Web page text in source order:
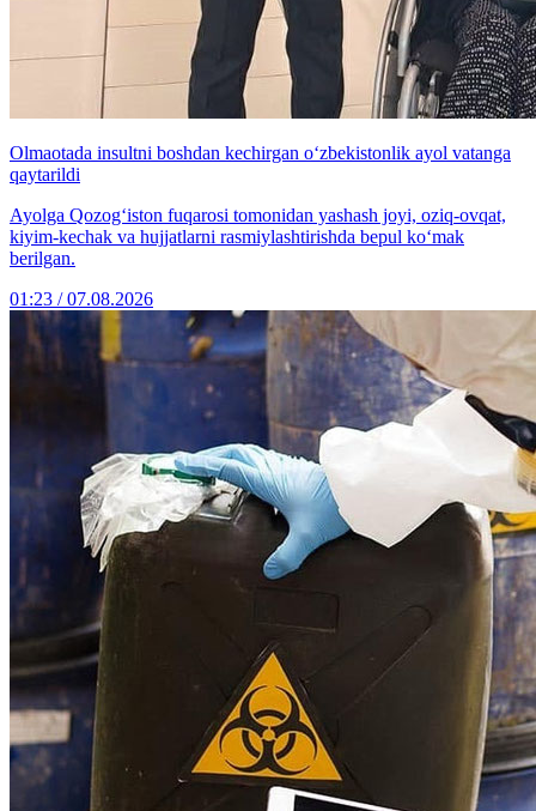
Olmaotada insultni boshdan kechirgan o‘zbekistonlik ayol vatanga
qaytarildi
Ayolga Qozog‘iston fuqarosi tomonidan yashash joyi, oziq-ovqat,
kiyim-kechak va hujjatlarni rasmiylashtirishda bepul ko‘mak
berilgan.
01:23 / 07.08.2026